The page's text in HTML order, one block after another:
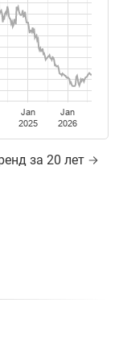
Jan
2025
Jan
2026
за 20 лет